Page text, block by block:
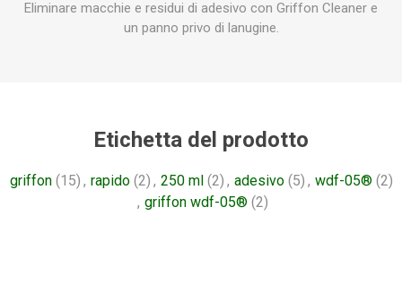
Eliminare macchie e residui di adesivo con Griffon Cleaner e
un panno privo di lanugine.
Etichetta del prodotto
griffon (15) , rapido (2) , 250 ml (2) , adesivo (5) , wdf-05® (2)
, griffon wdf-05® (2)